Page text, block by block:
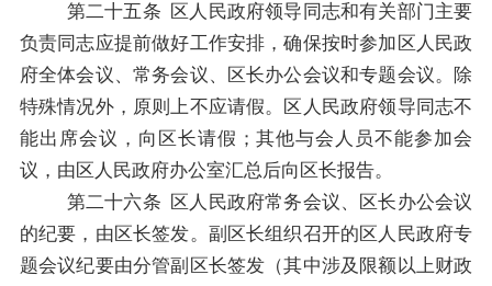
第二十五条 区人民政府领导同志和有关部门主要
负责同志应提前做好工作安排，确保按时参加 区人民政
府全体会议、常务会议 、区长办公会议和专题会议。除
特殊情况外，原则上不应请假。
区人民政府领导同志不
能出席会议，向 区 长请假； 其他与会人员不能参加会
议，由 区人民政府办公室汇总后向区长报告。
第二十六条 区人民政府常务会议、区长办公会议
的纪要，由区长签发。副区长组织召开的 区人民政府专
题会议纪要由分管副区长签发（其中涉及限额以上财政